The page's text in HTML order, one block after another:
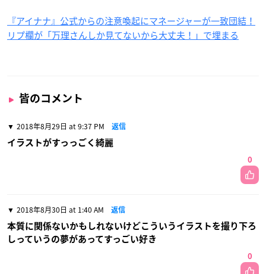
『アイナナ』公式からの注意喚起にマネージャーが一致団結！
リプ欄が「万理さんしか見てないから大丈夫！」で埋まる
皆のコメント
2018年8月29日 at 9:37 PM 返信
イラストがすっっごく綺麗
0
2018年8月30日 at 1:40 AM 返信
本質に関係ないかもしれないけどこういうイラストを撮り下ろ
しっていうの夢があってすっごい好き
0